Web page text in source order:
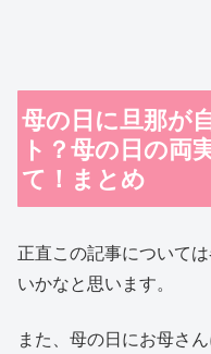
母の日に旦那が
ト？母の日の両
て！まとめ
正直この記事について
いかなと思います。
また、母の日にお母さ